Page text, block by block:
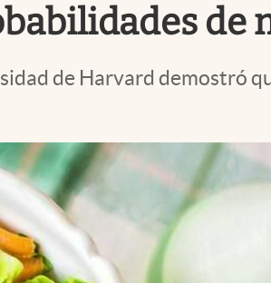
de
de Harvard demostró